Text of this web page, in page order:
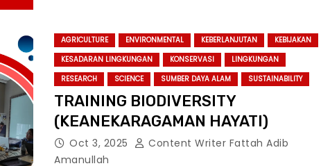
AGRICULTURE ENVIRONMENTAL KEBERLANJUTAN
KEBIJAKAN
KESADARAN LINGKUNGAN
KONSERVASI
LINGKUNGAN
RESEARCH
SCIENCE SUMBER DAYA ALAM SUSTAINABILITY
TRAINING BIODIVERSITY
(KEANEKARAGAMAN HAYATI)
Oct 3, 2025
Content Writer Fattah Adib
Amanullah